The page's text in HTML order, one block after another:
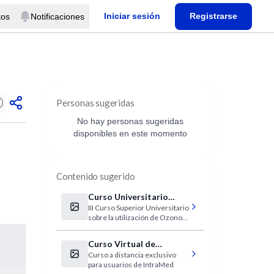
Notificaciones Iniciar sesión Registrarse
Personas sugeridas
No hay personas sugeridas
disponibles en este momento
Contenido sugerido
Curso Universitario
utilización de Ozono en
Medicina
III Curso Superior Universitario
sobre la utilización de Ozono
Curso Virtual de
Electrocardiografía
Clínica IntraMed
Curso a distancia exclusivo
para usuarios de IntraMed